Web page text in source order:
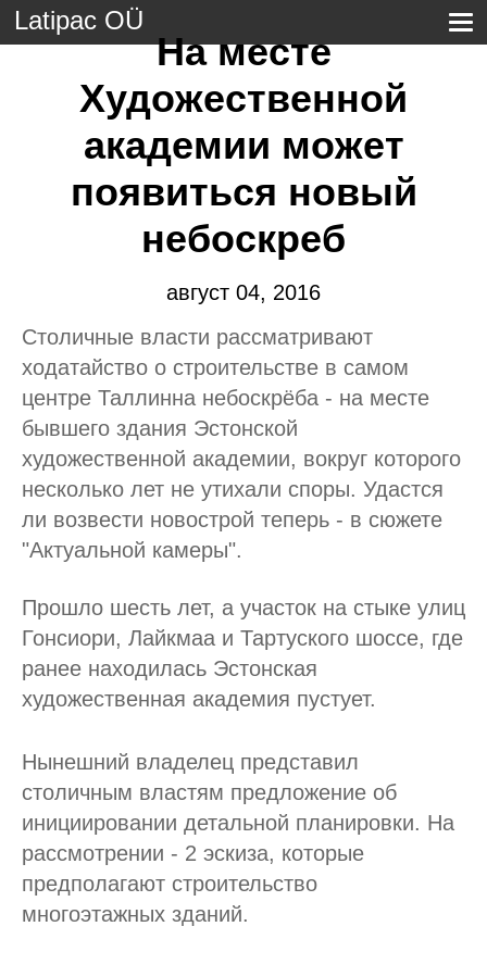
Latipac OÜ
На месте
Художественной
академии может
появиться новый
небоскреб
август 04, 2016
Столичные власти рассматривают
ходатайство о строительстве в самом
центре Таллинна небоскрёба - на месте
бывшего здания Эстонской
художественной академии, вокруг которого
несколько лет не утихали споры. Удастся
ли возвести новострой теперь - в сюжете
"Актуальной камеры".
Прошло шесть лет, а участок на стыке улиц
Гонсиори, Лайкмаа и Тартуского шоссе, где
ранее находилась Эстонская
художественная академия пустует.
Нынешний владелец представил
столичным властям предложение об
инициировании детальной планировки. На
рассмотрении - 2 эскиза, которые
предполагают строительство
многоэтажных зданий.